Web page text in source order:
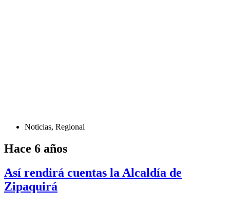
Noticias, Regional
Hace 6 años
Así rendirá cuentas la Alcaldía de
Zipaquirá